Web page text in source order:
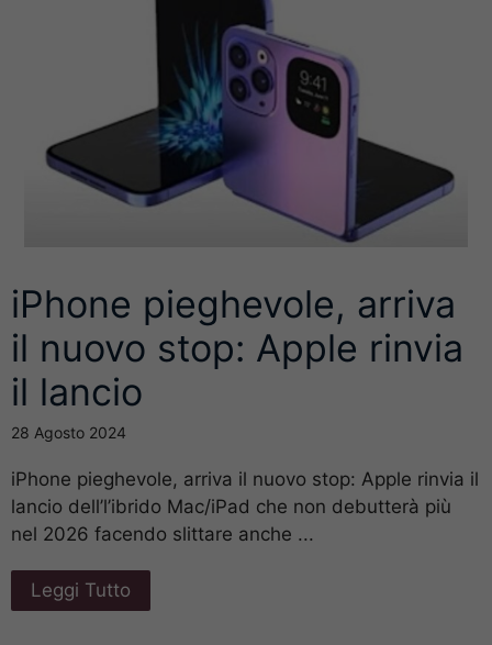
iPhone pieghevole, arriva
il nuovo stop: Apple rinvia
il lancio
28 Agosto 2024
iPhone pieghevole, arriva il nuovo stop: Apple rinvia il
lancio dell’l’ibrido Mac/iPad che non debutterà più
nel 2026 facendo slittare anche ...
Leggi Tutto